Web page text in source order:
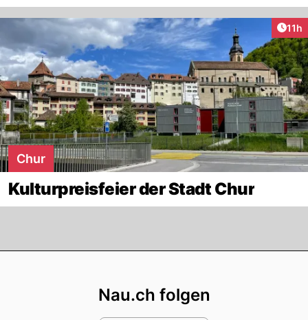
11h
Chur
Kulturpreisfeier der Stadt Chur
Nau.ch folgen